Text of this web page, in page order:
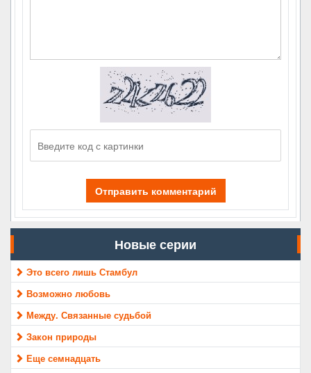
Отправить комментарий
Новые серии
Это всего лишь Стамбул
Возможно любовь
Между. Связанные судьбой
Закон природы
Еще семнадцать